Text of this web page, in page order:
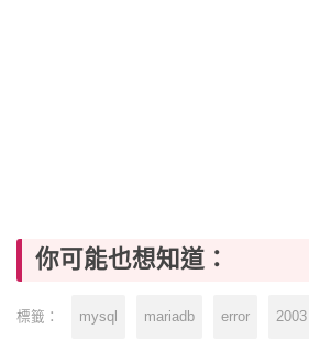
你可能也想知道：
標籤： mysql mariadb error 2003